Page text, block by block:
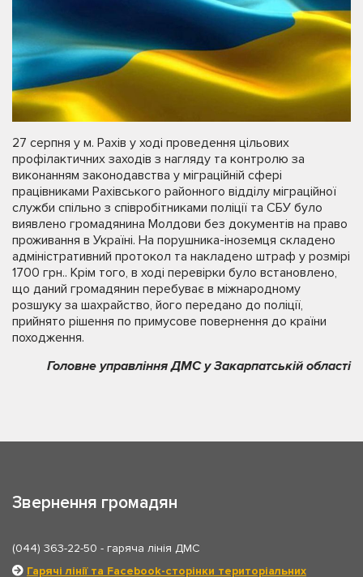
27 серпня у м. Рахів у ході проведення цільових
профілактичних заходів з нагляду та контролю за
виконанням законодавства у міграційній сфері
працівниками Рахівського районного відділу міграційної
служби спільно з співробітниками поліції та СБУ було
виявлено громадянина Молдови без документів на право
проживання в Україні. На порушника-іноземця складено
адміністративний протокол та накладено штраф у розмірі
1700 грн.. Крім того, в ході перевірки було встановлено,
що даний громадянин перебуває в міжнародному
розшуку за шахрайство, його передано до поліції,
прийнято рішення по примусове повернення до країни
походження.
Головне управління ДМС у Закарпатській області
Звернення громадян
(044) 363-22-50 - гаряча лінія ДМС
Гарячі лінії та Facebook-сторінки територіальних